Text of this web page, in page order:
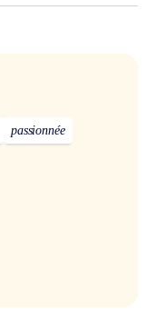
passionnée